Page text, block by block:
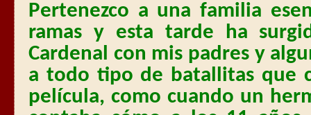
Pertenezco a una familia
ramas y esta tarde ha
Cardenal con mis padres y
a todo tipo de batallitas que
película, como cuando un